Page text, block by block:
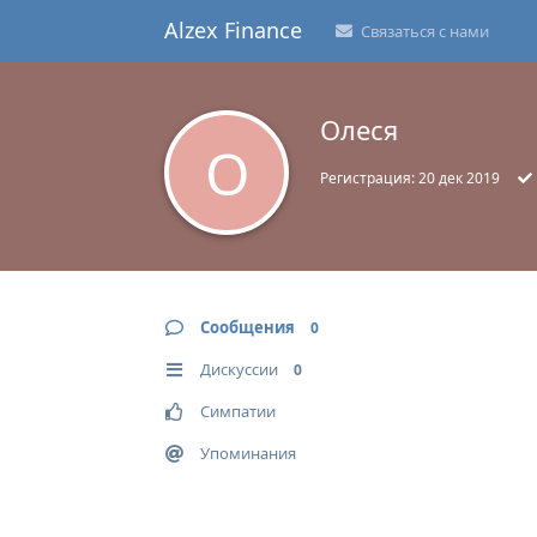
Alzex Finance Связаться с нами
О
Олеся
Регистрация:20 дек 2019
Сообщения 0
Дискуссии 0
Симпатии
Упоминания